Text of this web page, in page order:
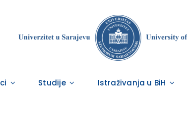
Studije Istraživanja u BiH